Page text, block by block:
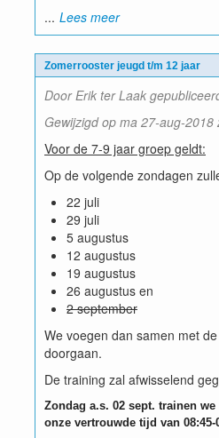
... Lees meer
Zomerrooster jeugd t/m 12 jaar
Door Erik ter Laak
Gewijzigd op ma 27-aug-
Voor de 7-9 jaar groep geldt:
Op de volgende zondagen
22 juli
29 juli
5 augustus
12 augustus
19 augustus
26 augustus en
2 september
We voegen dan samen met
doorgaan.
De training zal afwisselend
Zondag a.s. 02 sept. trainen
onze vertrouwde tijd van 08:45-